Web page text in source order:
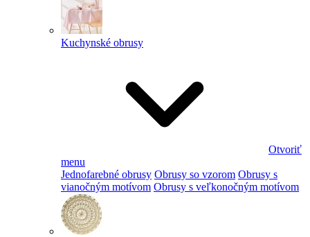
Kuchynské obrusy
Otvoriť
menu
Jednofarebné obrusy Obrusy so vzorom Obrusy s
vianočným motívom Obrusy s veľkonočným motívom